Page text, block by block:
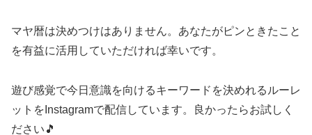
マヤ暦は決めつけはありません。あなたがピンときたこと
を有益に活用していただければ幸いです。
遊び感覚で今日意識を向けるキーワードを決めれるルーレ
ットをInstagramで配信しています。良かったらお試しく
ださい🎵